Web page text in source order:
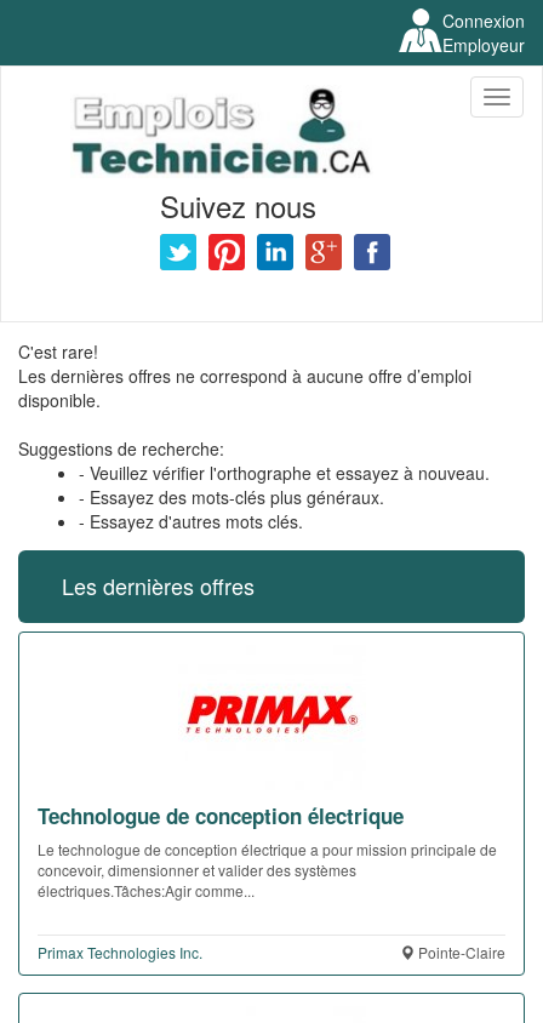
Connexion
Employeur
Suivez nous
C'est rare!
Les dernières offres ne correspond à aucune offre d’emploi
disponible.
Suggestions de recherche:
- Veuillez vérifier l'orthographe et essayez à nouveau.
- Essayez des mots-clés plus généraux.
- Essayez d'autres mots clés.
Les dernières offres
Technologue de conception électrique
Le technologue de conception électrique a pour mission principale de
concevoir, dimensionner et valider des systèmes
électriques.Tâches:Agir comme...
Primax Technologies Inc. Pointe-Claire